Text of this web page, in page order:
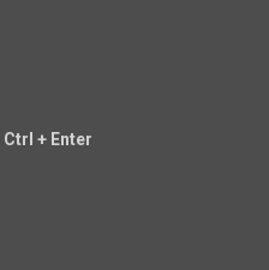
Ctrl + Enter